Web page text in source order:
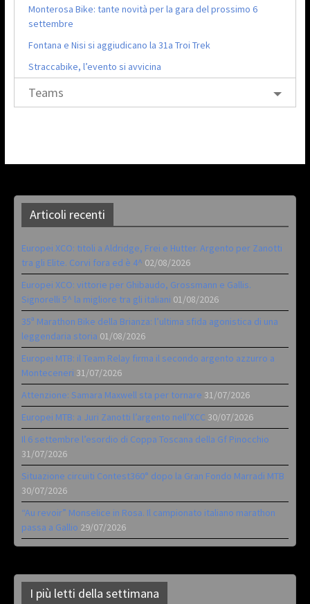
Monterosa Bike: tante novità per la gara del prossimo 6
settembre
Fontana e Nisi si aggiudicano la 31a Troi Trek
Straccabike, l’evento si avvicina
Teams
Articoli recenti
Europei XCO: titoli a Aldridge, Frei e Hutter. Argento per Zanotti
tra gli Elite. Corvi fora ed è 4^ 02/08/2026
Europei XCO: vittorie per Ghibaudo, Grossmann e Gallis.
Signorelli 5^ la migliore tra gli italiani 01/08/2026
35ª Marathon Bike della Brianza: l’ultima sfida agonistica di una
leggendaria storia 01/08/2026
Europei MTB: il Team Relay firma il secondo argento azzurro a
Monteceneri 31/07/2026
Attenzione: Samara Maxwell sta per tornare 31/07/2026
Europei MTB: a Juri Zanotti l’argento nell’XCC 30/07/2026
Il 6 settembre l’esordio di Coppa Toscana della Gf Pinocchio
31/07/2026
Situazione circuiti Contest360° dopo la Gran Fondo Marradi MTB
30/07/2026
“Au revoir” Monselice in Rosa. Il campionato italiano marathon
passa a Gallio 29/07/2026
I più letti della settimana